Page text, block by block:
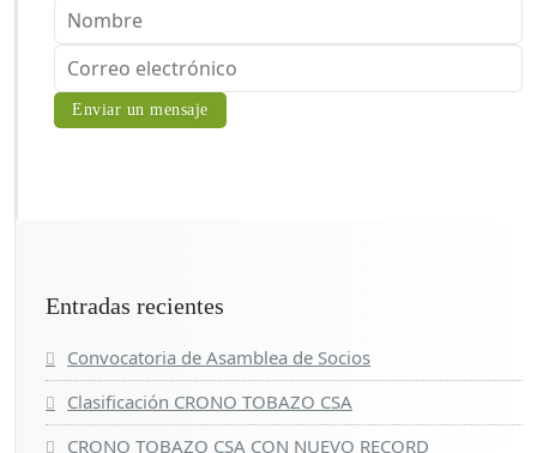
Entradas recientes
Convocatoria de Asamblea de Socios
Clasificación CRONO TOBAZO CSA
CRONO TOBAZO CSA CON NUEVO RECORD